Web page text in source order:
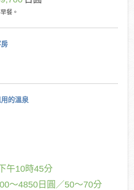
餐。
的溫泉
午10時45分
～4850日圓／50～70分